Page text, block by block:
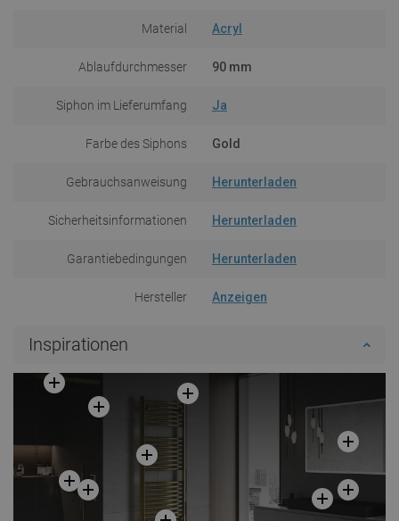
Material Acryl
Ablaufdurchmesser 90 mm
Siphon im Lieferumfang Ja
Farbe des Siphons Gold
Gebrauchsanweisung Herunterladen
Sicherheitsinformationen Herunterladen
Garantiebedingungen Herunterladen
Hersteller Anzeigen
Inspirationen